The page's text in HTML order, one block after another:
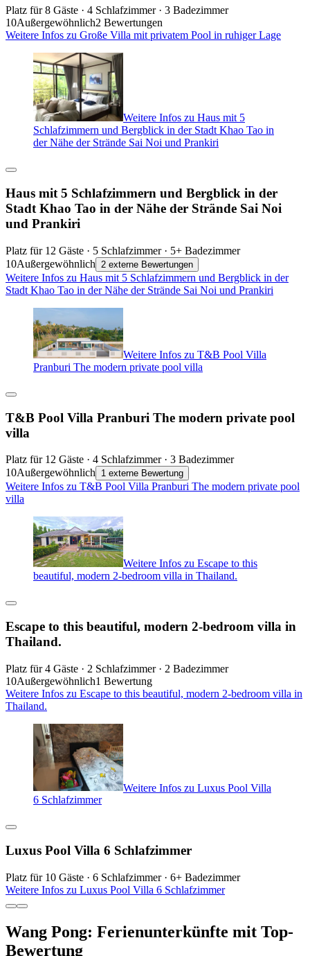
Platz für 8 Gäste · 4 Schlafzimmer · 3 Badezimmer
10Außergewöhnlich2 Bewertungen
Weitere Infos zu Große Villa mit privatem Pool in ruhiger Lage
Weitere Infos zu Haus mit 5
Schlafzimmern und Bergblick in der Stadt Khao Tao in
der Nähe der Strände Sai Noi und Prankiri
Haus mit 5 Schlafzimmern und Bergblick in der
Stadt Khao Tao in der Nähe der Strände Sai Noi
und Prankiri
Platz für 12 Gäste · 5 Schlafzimmer · 5+ Badezimmer
10Außergewöhnlich 2 externe Bewertungen
Weitere Infos zu Haus mit 5 Schlafzimmern und Bergblick in der
Stadt Khao Tao in der Nähe der Strände Sai Noi und Prankiri
Weitere Infos zu T&B Pool Villa
Pranburi The modern private pool villa
T&B Pool Villa Pranburi The modern private pool
villa
Platz für 12 Gäste · 4 Schlafzimmer · 3 Badezimmer
10Außergewöhnlich 1 externe Bewertung
Weitere Infos zu T&B Pool Villa Pranburi The modern private pool
villa
Weitere Infos zu Escape to this
beautiful, modern 2-bedroom villa in Thailand.
Escape to this beautiful, modern 2-bedroom villa in
Thailand.
Platz für 4 Gäste · 2 Schlafzimmer · 2 Badezimmer
10Außergewöhnlich1 Bewertung
Weitere Infos zu Escape to this beautiful, modern 2-bedroom villa in
Thailand.
Weitere Infos zu Luxus Pool Villa
6 Schlafzimmer
Luxus Pool Villa 6 Schlafzimmer
Platz für 10 Gäste · 6 Schlafzimmer · 6+ Badezimmer
Weitere Infos zu Luxus Pool Villa 6 Schlafzimmer
Wang Pong: Ferienunterkünfte mit Top-
Bewertung